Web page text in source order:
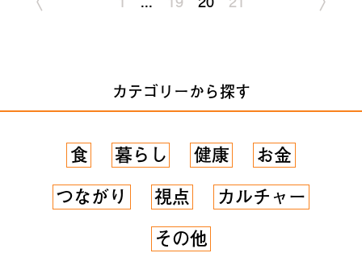
カテゴリーから探す
食 暮らし 健康
お金
つながり
視点
カルチャー
その他